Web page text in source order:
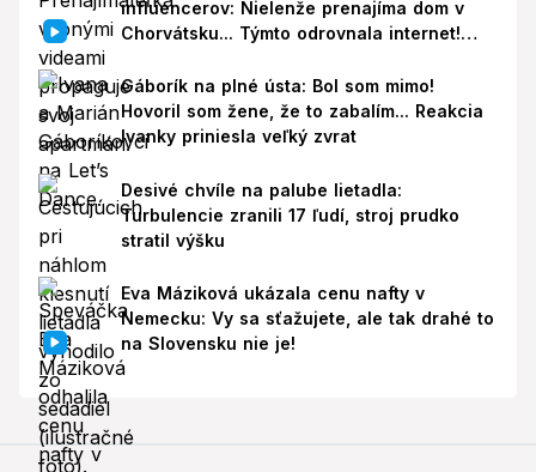
influencerov: Nielenže prenajíma dom v
Chorvátsku... Týmto odrovnala internet!
Gáborík na plné ústa: Bol som mimo!
Hovoril som žene, že to zabalím... Reakcia
Ivanky priniesla veľký zvrat
Desivé chvíle na palube lietadla:
Turbulencie zranili 17 ľudí, stroj prudko
stratil výšku
Eva Máziková ukázala cenu nafty v
Nemecku: Vy sa sťažujete, ale tak drahé to
na Slovensku nie je!